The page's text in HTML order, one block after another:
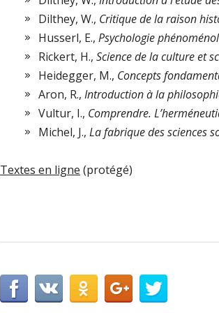
Dilthey, W., Critique de la raison
Husserl, E., Psychologie
Rickert, H., Science de la culture et
Heidegger, M., Concepts
Aron, R., Introduction à la
Vultur, I., Comprendre.
Michel, J., La fabrique des sciences
Textes en ligne (protégé)